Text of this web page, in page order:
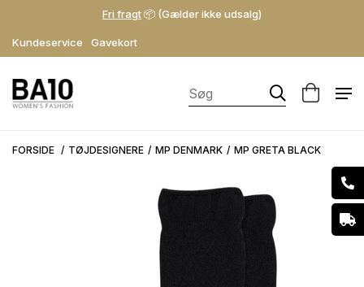
Kundeservice Gavekort
Fri fragt📦 (Gælder ikke udsalg)
FORSIDE TØJDESIGNERE MP DENMARK MP GRETA BLACK